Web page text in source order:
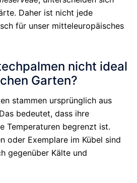
Daher ist nicht jede
für unser mitteleuropäisches
nicht ideal
Garten?
stammen ursprünglich aus
bedeutet, dass ihre
Temperaturen begrenzt ist.
oder Exemplare im Kübel sind
gegenüber Kälte und